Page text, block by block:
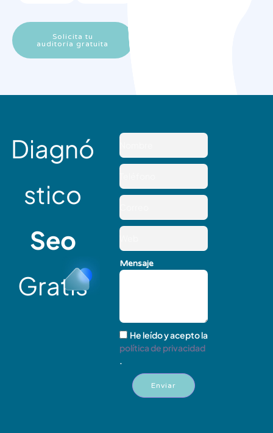
Solicita tu
auditoría gratuita
Diagnó
stico
Seo
Gratis
Mensaje
He leído y acepto la
política de privacidad
.
Enviar